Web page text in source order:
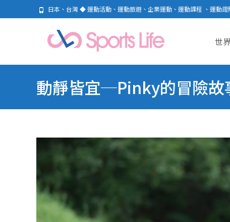
日本、台灣 ◆ 運動活動、運動旅遊、企業運動、運動課程 、運動
世
動靜皆宜─Pinky的冒險故